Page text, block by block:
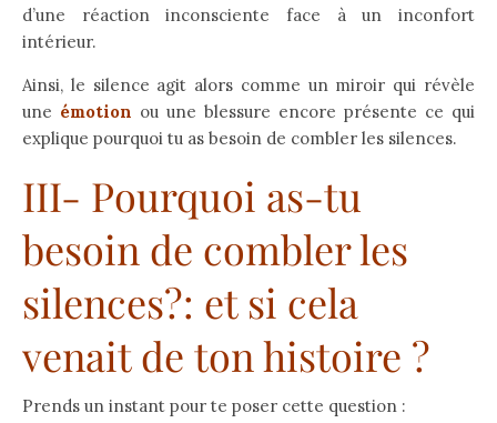
d’une réaction inconsciente face à un inconfort
intérieur.
Ainsi, le silence agit alors comme un miroir qui révèle
une émotion ou une blessure encore présente ce qui
explique pourquoi tu as besoin de combler les silences.
III- Pourquoi as-tu
besoin de combler les
silences?: et si cela
venait de ton histoire ?
Prends un instant pour te poser cette question :